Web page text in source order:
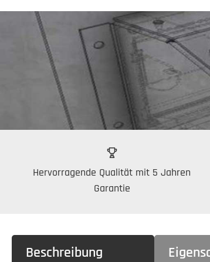
Hervorragende Qualität mit 5 Jahren
Garantie
Beschreibung